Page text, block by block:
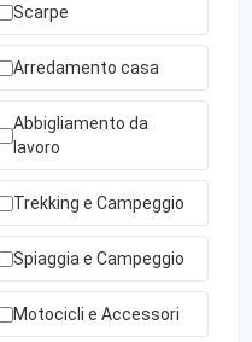
Scarpe
Arredamento casa
Abbigliamento da
lavoro
Trekking e Campeggio
Spiaggia e Campeggio
Motocicli e Accessori